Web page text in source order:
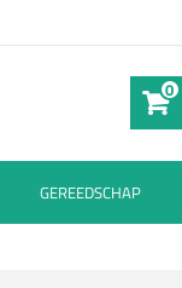
0
GEREEDSCHAP